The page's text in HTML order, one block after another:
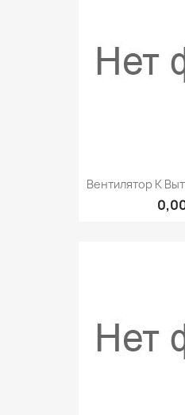
Вентилятор К